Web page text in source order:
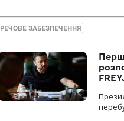
РЕЧОВЕ ЗАБЕЗПЕЧЕННЯ